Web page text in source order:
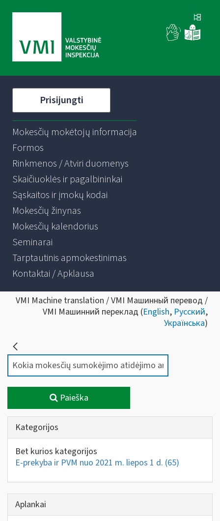
Prisijungti
Mokesčių mokėtojų informacija
Formos
Rinkmenos / Atviri duomenys
Skaičiuoklės ir pagalbininkai
Sąskaitos ir įmokų kodai
Mokesčių žinynas
Mokesčių kalendorius
Seminarai
Tarptautinis apmokestinimas
Kontaktai / Apklausa
VMI Machine translation / VMI Машинный перевод /
VMI Машинний переклад (English, Русский,
Українська)
Paieška
Kategorijos
Bet kurios kategorijos
E-prekyba ir PVM nuo 2021 m. liepos 1 d. (65)
Aplankai